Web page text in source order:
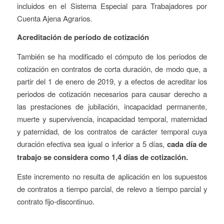
incluidos en el Sistema Especial para Trabajadores por
Cuenta Ajena Agrarios.
Acreditación de período de cotización
También se ha modificado el cómputo de los periodos de
cotización en contratos de corta duración, de modo que, a
partir del 1 de enero de 2019, y a efectos de acreditar los
periodos de cotización necesarios para causar derecho a
las prestaciones de jubilación, incapacidad permanente,
muerte y supervivencia, incapacidad temporal, maternidad
y paternidad, de los contratos de carácter temporal cuya
duración efectiva sea igual o inferior a 5 días, cada día de
trabajo se considera como 1,4 días de cotización.
Este incremento no resulta de aplicación en los supuestos
de contratos a tiempo parcial, de relevo a tiempo parcial y
contrato fijo-discontinuo.